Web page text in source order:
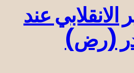
الانقلابي عند
(رض)